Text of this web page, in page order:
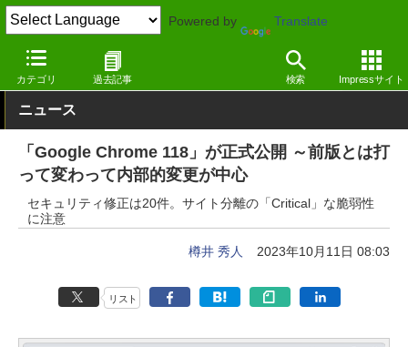
Powered by Translate
カテゴリ 過去記事 検索 Impressサイト
窓の杜 インターネット Windows
ニュース
「Google Chrome 118」が正式公開 ～前版とは打
って変わって内部的変更が中心
セキュリティ修正は20件。サイト分離の「Critical」な脆弱性
に注意
樽井 秀人 2023年10月11日 08:03
リスト